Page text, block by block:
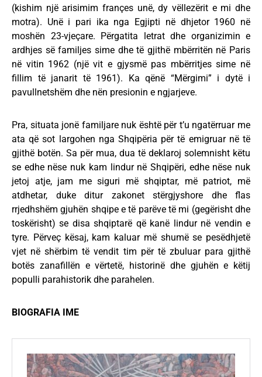
(kishim një arisimim françes unë, dy vëllezërit e mi dhe
motra). Unë i pari ika nga Egjipti në dhjetor 1960 në
moshën 23-vjeçare. Përgatita letrat dhe organizimin e
ardhjes së familjes sime dhe të gjithë mbërritën në Paris
në vitin 1962 (një vit e gjysmë pas mbërritjes sime në
fillim të janarit të 1961). Ka qënë “Mërgimi” i dytë i
pavullnetshëm dhe nën presionin e ngjarjeve.
Pra, situata jonë familjare nuk është për t’u ngatërruar me
ata që sot largohen nga Shqipëria për të emigruar në të
gjithë botën. Sa për mua, dua të deklaroj solemnisht këtu
se edhe nëse nuk kam lindur në Shqipëri, edhe nëse nuk
jetoj atje, jam me siguri më shqiptar, më patriot, më
atdhetar, duke ditur zakonet stërgjyshore dhe flas
rrjedhshëm gjuhën shqipe e të parëve të mi (gegërisht dhe
toskërisht) se disa shqiptarë që kanë lindur në vendin e
tyre. Përveç kësaj, kam kaluar më shumë se pesëdhjetë
vjet në shërbim të vendit tim për të zbuluar para gjithë
botës zanafillën e vërtetë, historinë dhe gjuhën e këtij
populli parahistorik dhe parahelen.
BIOGRAFIA IME